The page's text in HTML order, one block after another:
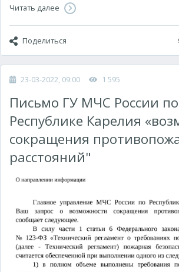
Читать далее
Поделиться
23-03-2022, 09:00 1 595
Письмо ГУ МЧС России по
Республике Карелия
сокращения
расстояний"